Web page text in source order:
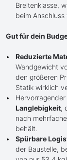
Breitenklasse,
beim
Gut für dein
Reduzierte
Wandgewicht
den größeren
Statik wirklich
Langlebigkeit,
nach
behält.
Spürbare
der Baustelle,